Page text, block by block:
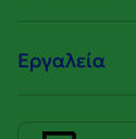
Εργαλεία